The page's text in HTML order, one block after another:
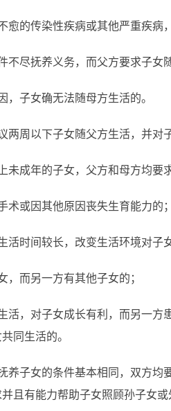
的传染性疾病或其他严重疾病，
尽抚养义务，而父方要求子女随
子女确无法随母方生活的。
周以下子女随父方生活，并对子
成年的子女，父方和母方均要
或因其他原因丧失生育能力的；
时间较长，改变生活环境对子女
而另一方有其他子女的；
，对子女成长有利，而另一方
同生活的。
子女的条件基本相同，双方均要
且有能力帮助子女照顾孙子女